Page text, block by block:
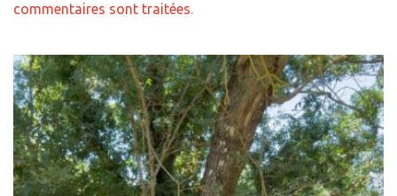
commentaires sont traitées.